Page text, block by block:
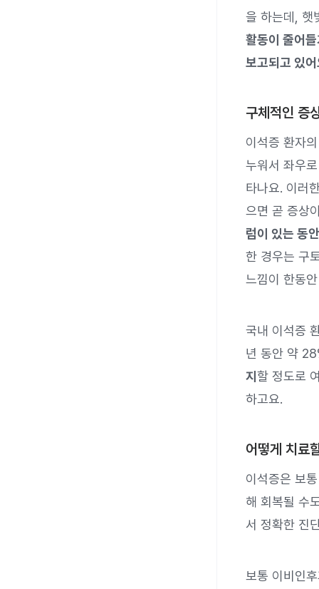
을 하는데, 햇
활동이 줄어
보고되고 있
구체적인 증
이석증 환자
누워서 좌우
타나요. 이러
으면 곧 증상
럼이 있는 동
한 경우는 구
느낌이 한동
국내 이석증
년 동안 약
지 할 정도로
하고요.
어떻게 치료
이석증은 보
해 회복될 수
서 정확한 진
보통 이비인